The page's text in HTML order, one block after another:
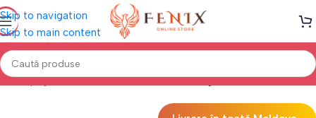
Skip to navigation
Skip to main content
Prima pagină Saltele GONFLABILE Saltele gonflabile